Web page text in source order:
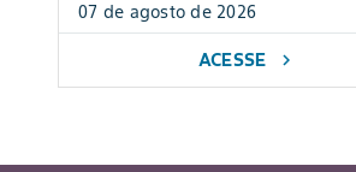
07 de agosto de 2026
ACESSE chevron_right